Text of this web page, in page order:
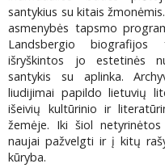
santykius su kitais
asmenybės tapsmo
Landsbergio biografijos
išryškintos jo estetinės
santykis su aplinka.
liudijimai papildo lietuvių
išeivių kultūrinio ir
žemėje. Iki šiol
naujai pažvelgti ir į kitų
kūryba.